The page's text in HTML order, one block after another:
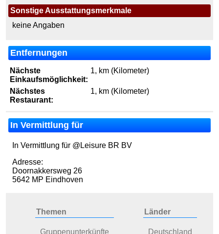
Sonstige Ausstattungsmerkmale
keine Angaben
Entfernungen
Nächste
Einkaufsmöglichkeit:
1, km (Kilometer)
Nächstes
Restaurant:
1, km (Kilometer)
In Vermittlung für
In Vermittlung für @Leisure BR BV
Adresse:
Doornakkersweg 26
5642 MP Eindhoven
Themen
Gruppenunterkünfte
Länder
Deutschland